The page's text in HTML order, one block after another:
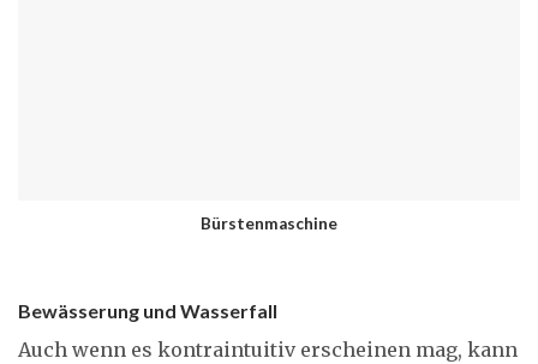
Bürstenmaschine
Bewässerung und Wasserfall
Auch wenn es kontraintuitiv erscheinen mag, kann